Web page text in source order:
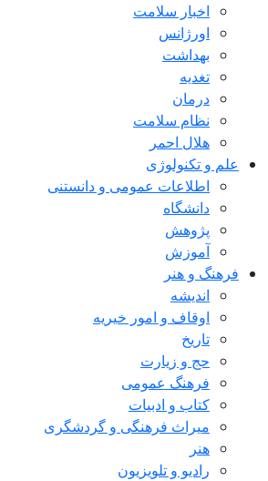
اخبار سلامت
اورژانس
بهداشت
تغدیه
درمان
نظام سلامت
هلال احمر
علم و تکنولوژی
اطلاعات عمومی و دانستنی
دانشگاه
پژوهش
آموزش
فرهنگ و هنر
اندیشه
اوقاف و امور خیریه
تاریخ
حج و زیارت
فرهنگ عمومی
کتاب و ادبیات
میراث فرهنگی و گردشگری
هنر
رادیو و تلویزیون